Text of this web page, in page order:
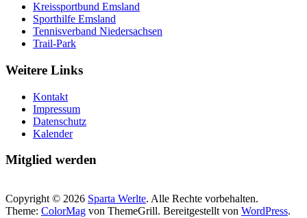
Kreissportbund Emsland
Sporthilfe Emsland
Tennisverband Niedersachsen
Trail-Park
Weitere Links
Kontakt
Impressum
Datenschutz
Kalender
Mitglied werden
Copyright © 2026 Sparta Werlte. Alle Rechte vorbehalten.
Theme: ColorMag von ThemeGrill. Bereitgestellt von WordPress.